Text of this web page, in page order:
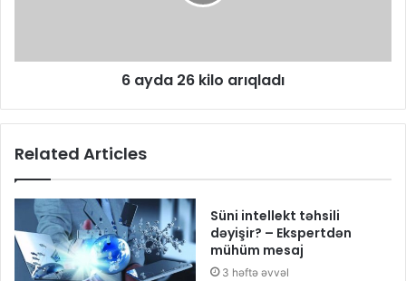
6 ayda 26 kilo arıqladı
Related Articles
Süni intellekt təhsili
dəyişir? – Ekspertdən
mühüm mesaj
3 həftə əvvəl